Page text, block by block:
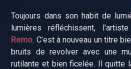
Toujours dans son habit de
lumières réfléchissent,
Remo. C’est à nouveau un titre
bruits de revolver avec une
rutilante et bien ficelée. Il quitte